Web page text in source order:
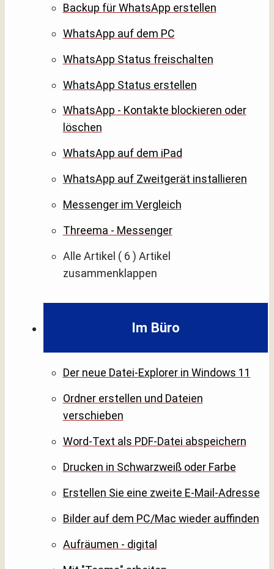
Backup für WhatsApp erstellen
WhatsApp auf dem PC
WhatsApp Status freischalten
WhatsApp Status erstellen
WhatsApp - Kontakte blockieren oder
löschen
WhatsApp auf dem iPad
WhatsApp auf Zweitgerät installieren
Messenger im Vergleich
Threema - Messenger
Alle Artikel ( 6 ) Artikel
zusammenklappen
Im Büro
Der neue Datei-Explorer in Windows 11
Ordner erstellen und Dateien
verschieben
Word-Text als PDF-Datei abspeichern
Drucken in Schwarzweiß oder Farbe
Erstellen Sie eine zweite E-Mail-Adresse
Bilder auf dem PC/Mac wieder auffinden
Aufräumen - digital